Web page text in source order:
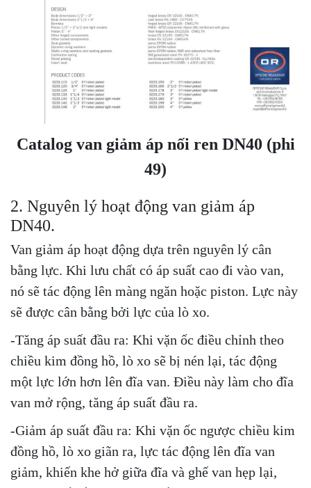
Catalog van giảm áp nối ren DN40 (phi
49)
2. Nguyên lý hoạt động van giảm áp
DN40.
Van giảm áp hoạt động dựa trên nguyên lý cân
bằng lực. Khi lưu chất có áp suất cao đi vào van,
nó sẽ tác động lên màng ngăn hoặc piston. Lực này
sẽ được cân bằng bởi lực của lò xo.
-Tăng áp suất đầu ra: Khi vặn ốc điều chỉnh theo
chiều kim đồng hồ, lò xo sẽ bị nén lại, tác động
một lực lớn hơn lên đĩa van. Điều này làm cho đĩa
van mở rộng, tăng áp suất đầu ra.
-Giảm áp suất đầu ra: Khi vặn ốc ngược chiều kim
đồng hồ, lò xo giãn ra, lực tác động lên đĩa van
giảm, khiến khe hở giữa đĩa và ghế van hẹp lại,